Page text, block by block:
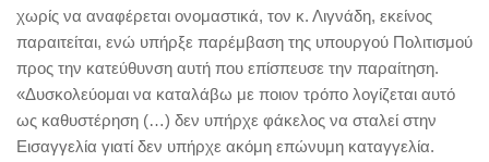
χωρίς να αναφέρεται ονομαστικά, τον κ. Λιγνάδη, εκείνος
παραιτείται, ενώ υπήρξε παρέμβαση της υπουργού Πολιτισμού
προς την κατεύθυνση αυτή που επίσπευσε την παραίτηση.
«Δυσκολεύομαι να καταλάβω με ποιον τρόπο λογίζεται αυτό
ως καθυστέρηση (…) δεν υπήρχε φάκελος να σταλεί στην
Εισαγγελία γιατί δεν υπήρχε ακόμη επώνυμη καταγγελία.